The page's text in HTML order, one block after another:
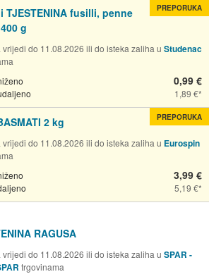
TJESTENINA fusilli, penne
g
vrijedi do 11.08.2026 ili do isteka zaliha u Studenac
0,99 €
1,89 €
PREPORUKA
2 kg
vrijedi do 11.08.2026 ili do isteka zaliha u Eurospin
3,99 €
5,19 €
PREPORUKA
RAGUSA
vrijedi do 11.08.2026 ili do isteka zaliha u SPAR -
trgovinama